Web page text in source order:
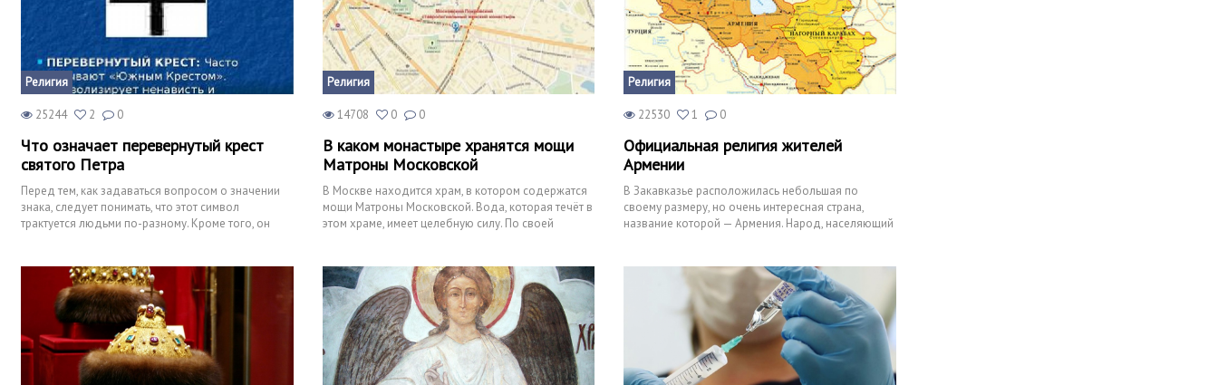
Религия
25244 2 0
Что означает перевернутый крест
святого Петра
Перед тем, как задаваться вопросом о значении
знака, следует понимать, что этот символ
трактуется людьми по-разному. Кроме того, он
Религия
14708 0 0
В каком монастыре хранятся мощи
Матроны Московской
В Москве находится храм, в котором содержатся
мощи Матроны Московской. Вода, которая течёт в
этом храме, имеет целебную силу. По своей
Религия
22530 1 0
Официальная религия жителей
Армении
В Закавказье расположилась небольшая по
своему размеру, но очень интересная страна,
название которой — Армения. Народ, населяющий